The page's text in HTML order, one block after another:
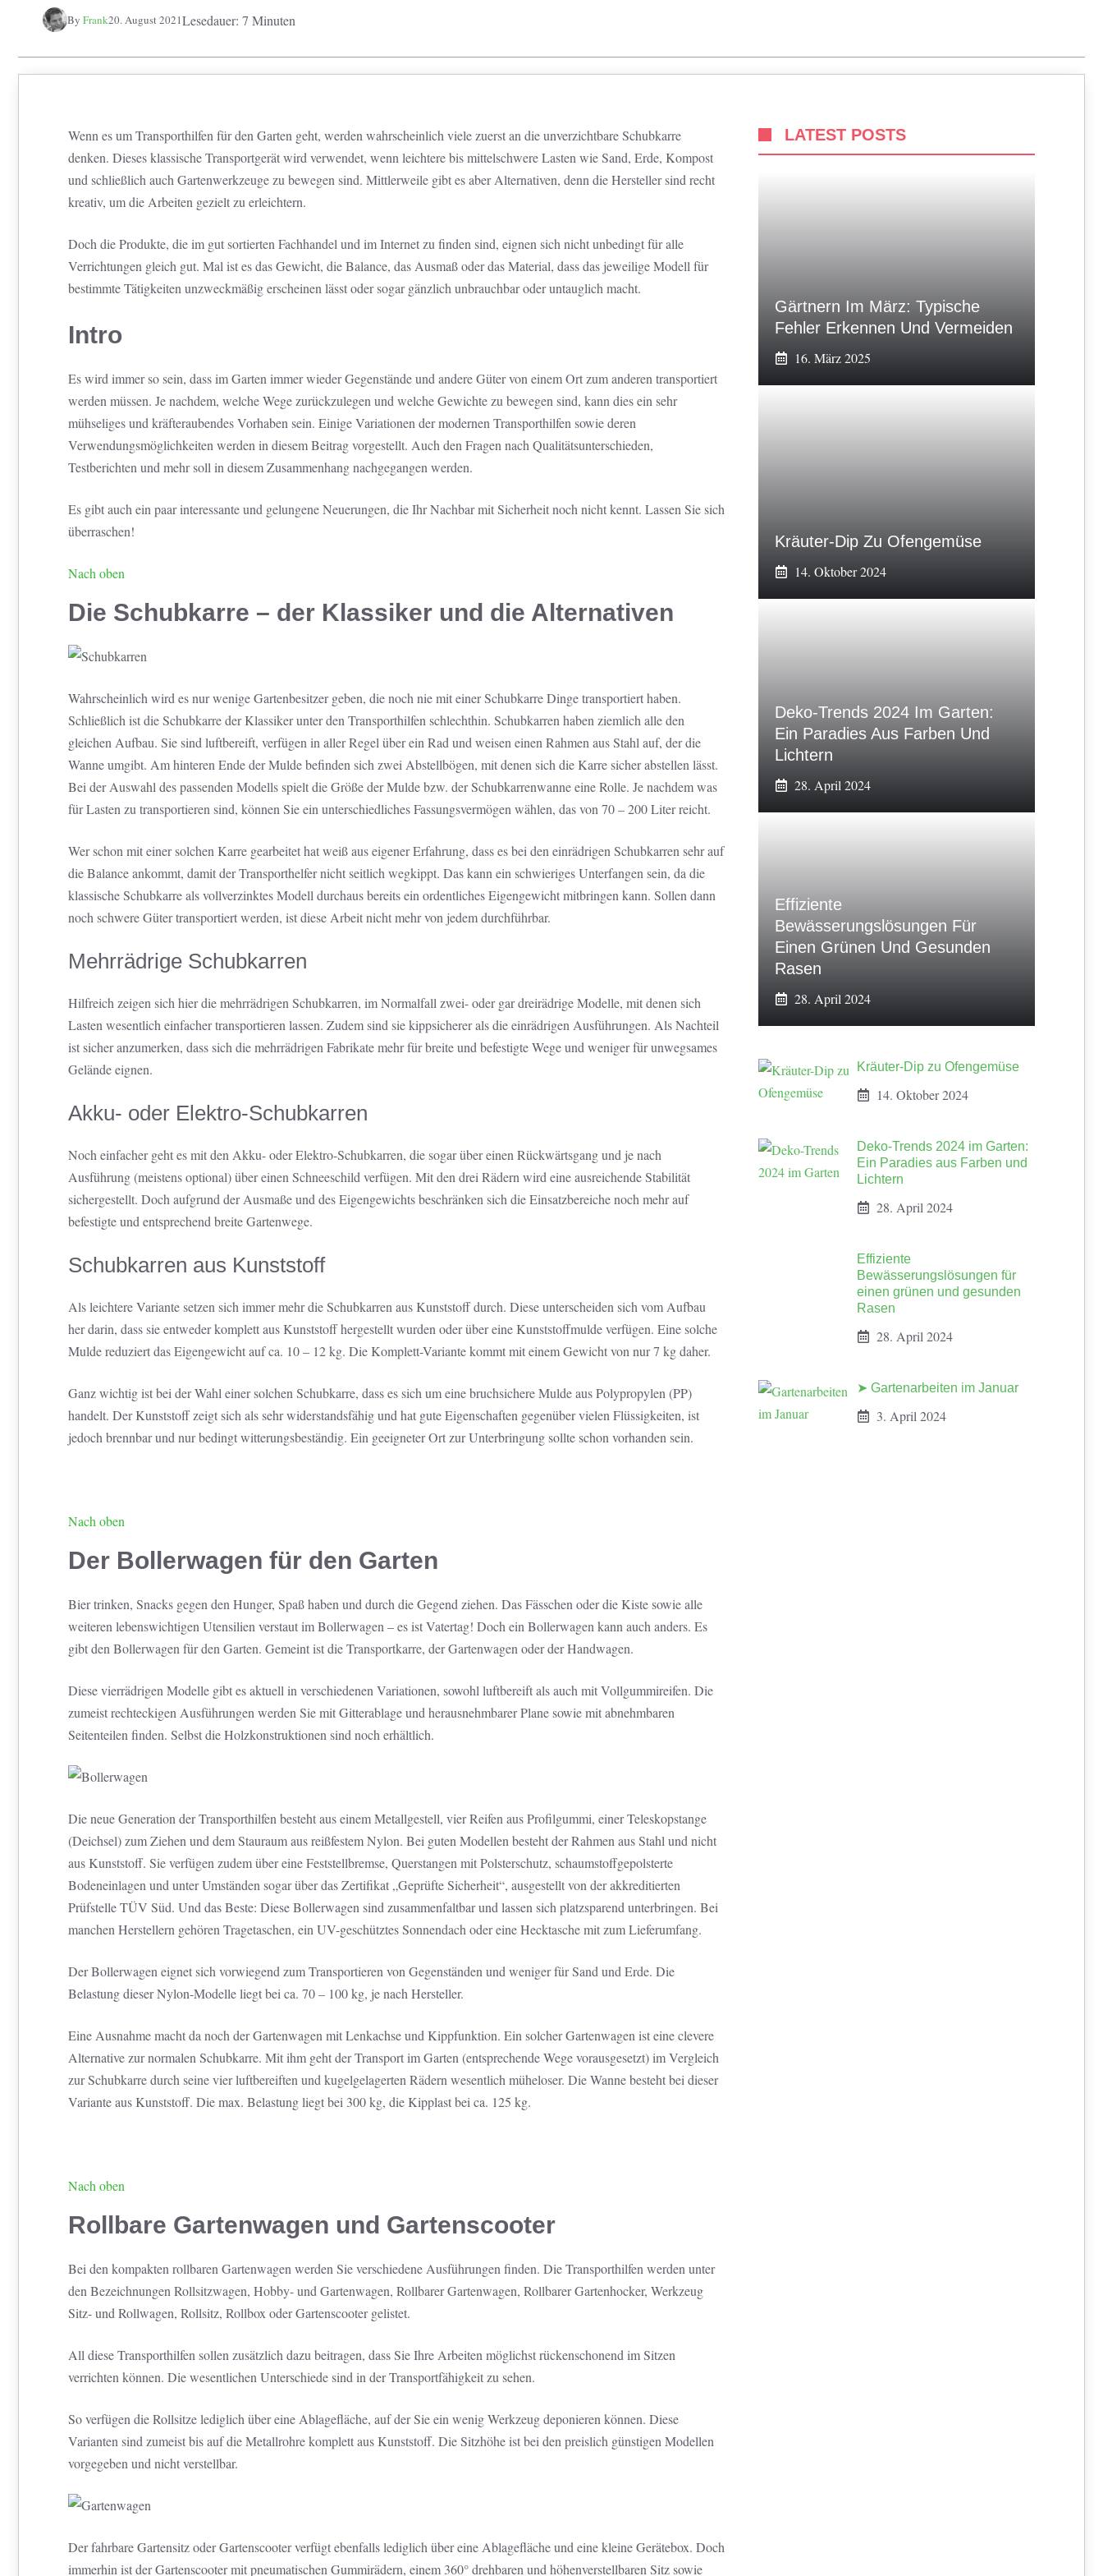
By Frank20. August 2021Lesedauer: 7 Minuten
Wenn es um Transporthilfen für den Garten geht, werden wahrscheinlich viele zuerst an die unverzichtbare Schubkarre
denken. Dieses klassische Transportgerät wird verwendet, wenn leichtere bis mittelschwere Lasten wie Sand, Erde, Kompost
und schließlich auch Gartenwerkzeuge zu bewegen sind. Mittlerweile gibt es aber Alternativen, denn die Hersteller sind recht
kreativ, um die Arbeiten gezielt zu erleichtern.
Doch die Produkte, die im gut sortierten Fachhandel und im Internet zu finden sind, eignen sich nicht unbedingt für alle
Verrichtungen gleich gut. Mal ist es das Gewicht, die Balance, das Ausmaß oder das Material, dass das jeweilige Modell für
bestimmte Tätigkeiten unzweckmäßig erscheinen lässt oder sogar gänzlich unbrauchbar oder untauglich macht.
Intro
Es wird immer so sein, dass im Garten immer wieder Gegenstände und andere Güter von einem Ort zum anderen transportiert
werden müssen. Je nachdem, welche Wege zurückzulegen und welche Gewichte zu bewegen sind, kann dies ein sehr
mühseliges und kräfteraubendes Vorhaben sein. Einige Variationen der modernen Transporthilfen sowie deren
Verwendungsmöglichkeiten werden in diesem Beitrag vorgestellt. Auch den Fragen nach Qualitätsunterschieden,
Testberichten und mehr soll in diesem Zusammenhang nachgegangen werden.
Es gibt auch ein paar interessante und gelungene Neuerungen, die Ihr Nachbar mit Sicherheit noch nicht kennt. Lassen Sie sich
überraschen!
Nach oben
Die Schubkarre – der Klassiker und die Alternativen
Wahrscheinlich wird es nur wenige Gartenbesitzer geben, die noch nie mit einer Schubkarre Dinge transportiert haben.
Schließlich ist die Schubkarre der Klassiker unter den Transporthilfen schlechthin. Schubkarren haben ziemlich alle den
gleichen Aufbau. Sie sind luftbereift, verfügen in aller Regel über ein Rad und weisen einen Rahmen aus Stahl auf, der die
Wanne umgibt. Am hinteren Ende der Mulde befinden sich zwei Abstellbögen, mit denen sich die Karre sicher abstellen lässt.
Bei der Auswahl des passenden Modells spielt die Größe der Mulde bzw. der Schubkarrenwanne eine Rolle. Je nachdem was
für Lasten zu transportieren sind, können Sie ein unterschiedliches Fassungsvermögen wählen, das von 70 – 200 Liter reicht.
Wer schon mit einer solchen Karre gearbeitet hat weiß aus eigener Erfahrung, dass es bei den einrädrigen Schubkarren sehr auf
die Balance ankommt, damit der Transporthelfer nicht seitlich wegkippt. Das kann ein schwieriges Unterfangen sein, da die
klassische Schubkarre als vollverzinktes Modell durchaus bereits ein ordentliches Eigengewicht mitbringen kann. Sollen dann
noch schwere Güter transportiert werden, ist diese Arbeit nicht mehr von jedem durchführbar.
Mehrrädrige Schubkarren
Hilfreich zeigen sich hier die mehrrädrigen Schubkarren, im Normalfall zwei- oder gar dreirädrige Modelle, mit denen sich
Lasten wesentlich einfacher transportieren lassen. Zudem sind sie kippsicherer als die einrädrigen Ausführungen. Als Nachteil
ist sicher anzumerken, dass sich die mehrrädrigen Fabrikate mehr für breite und befestigte Wege und weniger für unwegsames
Gelände eignen.
Akku- oder Elektro-Schubkarren
Noch einfacher geht es mit den Akku- oder Elektro-Schubkarren, die sogar über einen Rückwärtsgang und je nach
Ausführung (meistens optional) über einen Schneeschild verfügen. Mit den drei Rädern wird eine ausreichende Stabilität
sichergestellt. Doch aufgrund der Ausmaße und des Eigengewichts beschränken sich die Einsatzbereiche noch mehr auf
befestigte und entsprechend breite Gartenwege.
Schubkarren aus Kunststoff
Als leichtere Variante setzen sich immer mehr die Schubkarren aus Kunststoff durch. Diese unterscheiden sich vom Aufbau
her darin, dass sie entweder komplett aus Kunststoff hergestellt wurden oder über eine Kunststoffmulde verfügen. Eine solche
Mulde reduziert das Eigengewicht auf ca. 10 – 12 kg. Die Komplett-Variante kommt mit einem Gewicht von nur 7 kg daher.
Ganz wichtig ist bei der Wahl einer solchen Schubkarre, dass es sich um eine bruchsichere Mulde aus Polypropylen (PP)
handelt. Der Kunststoff zeigt sich als sehr widerstandsfähig und hat gute Eigenschaften gegenüber vielen Flüssigkeiten, ist
jedoch brennbar und nur bedingt witterungsbeständig. Ein geeigneter Ort zur Unterbringung sollte schon vorhanden sein.
Nach oben
Der Bollerwagen für den Garten
Bier trinken, Snacks gegen den Hunger, Spaß haben und durch die Gegend ziehen. Das Fässchen oder die Kiste sowie alle
weiteren lebenswichtigen Utensilien verstaut im Bollerwagen – es ist Vatertag! Doch ein Bollerwagen kann auch anders. Es
gibt den Bollerwagen für den Garten. Gemeint ist die Transportkarre, der Gartenwagen oder der Handwagen.
Diese vierrädrigen Modelle gibt es aktuell in verschiedenen Variationen, sowohl luftbereift als auch mit Vollgummireifen. Die
zumeist rechteckigen Ausführungen werden Sie mit Gitterablage und herausnehmbarer Plane sowie mit abnehmbaren
Seitenteilen finden. Selbst die Holzkonstruktionen sind noch erhältlich.
Die neue Generation der Transporthilfen besteht aus einem Metallgestell, vier Reifen aus Profilgummi, einer Teleskopstange
(Deichsel) zum Ziehen und dem Stauraum aus reißfestem Nylon. Bei guten Modellen besteht der Rahmen aus Stahl und nicht
aus Kunststoff. Sie verfügen zudem über eine Feststellbremse, Querstangen mit Polsterschutz, schaumstoffgepolsterte
Bodeneinlagen und unter Umständen sogar über das Zertifikat „Geprüfte Sicherheit“, ausgestellt von der akkreditierten
Prüfstelle TÜV Süd. Und das Beste: Diese Bollerwagen sind zusammenfaltbar und lassen sich platzsparend unterbringen. Bei
manchen Herstellern gehören Tragetaschen, ein UV-geschütztes Sonnendach oder eine Hecktasche mit zum Lieferumfang.
Der Bollerwagen eignet sich vorwiegend zum Transportieren von Gegenständen und weniger für Sand und Erde. Die
Belastung dieser Nylon-Modelle liegt bei ca. 70 – 100 kg, je nach Hersteller.
Eine Ausnahme macht da noch der Gartenwagen mit Lenkachse und Kippfunktion. Ein solcher Gartenwagen ist eine clevere
Alternative zur normalen Schubkarre. Mit ihm geht der Transport im Garten (entsprechende Wege vorausgesetzt) im Vergleich
zur Schubkarre durch seine vier luftbereiften und kugelgelagerten Rädern wesentlich müheloser. Die Wanne besteht bei dieser
Variante aus Kunststoff. Die max. Belastung liegt bei 300 kg, die Kipplast bei ca. 125 kg.
Nach oben
Rollbare Gartenwagen und Gartenscooter
Bei den kompakten rollbaren Gartenwagen werden Sie verschiedene Ausführungen finden. Die Transporthilfen werden unter
den Bezeichnungen Rollsitzwagen, Hobby- und Gartenwagen, Rollbarer Gartenwagen, Rollbarer Gartenhocker, Werkzeug
Sitz- und Rollwagen, Rollsitz, Rollbox oder Gartenscooter gelistet.
All diese Transporthilfen sollen zusätzlich dazu beitragen, dass Sie Ihre Arbeiten möglichst rückenschonend im Sitzen
verrichten können. Die wesentlichen Unterschiede sind in der Transportfähigkeit zu sehen.
So verfügen die Rollsitze lediglich über eine Ablagefläche, auf der Sie ein wenig Werkzeug deponieren können. Diese
Varianten sind zumeist bis auf die Metallrohre komplett aus Kunststoff. Die Sitzhöhe ist bei den preislich günstigen Modellen
vorgegeben und nicht verstellbar.
Der fahrbare Gartensitz oder Gartenscooter verfügt ebenfalls lediglich über eine Ablagefläche und eine kleine Gerätebox. Doch
immerhin ist der Gartenscooter mit pneumatischen Gummirädern, einem 360° drehbaren und höhenverstellbaren Sitz sowie
LATEST POSTS
Gärtnern Im März: Typische
Fehler Erkennen Und Vermeiden
16. März 2025
Kräuter-Dip Zu Ofengemüse
14. Oktober 2024
Deko-Trends 2024 Im Garten:
Ein Paradies Aus Farben Und
Lichtern
28. April 2024
Effiziente
Bewässerungslösungen Für
Einen Grünen Und Gesunden
Rasen
28. April 2024
Kräuter-Dip zu Ofengemüse
14. Oktober 2024
Deko-Trends 2024 im Garten:
Ein Paradies aus Farben und
Lichtern
28. April 2024
Effiziente
Bewässerungslösungen für
einen grünen und gesunden
Rasen
28. April 2024
➤ Gartenarbeiten im Januar
3. April 2024